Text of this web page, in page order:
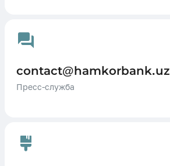
contact@hamkorbank.uz
Пресс-служба